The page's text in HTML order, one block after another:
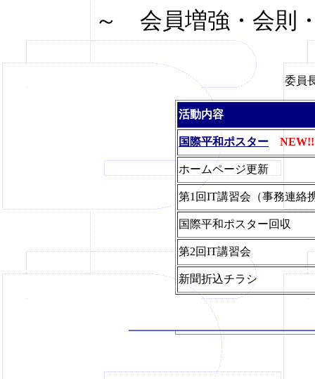
～ 会員増強・会則
委員
活動内容
国際平和ポスター NEW!!
ホームページ更新
第1回IT講習会（事務連絡
国際平和ポスター回収
第2回IT講習会
新聞折込チラシ